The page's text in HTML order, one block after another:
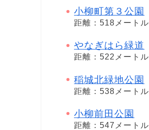
小柳町第３公園
距離：518メートル
やなぎはら緑道
距離：522メートル
稲城北緑地公園
距離：538メートル
小柳前田公園
距離：547メートル